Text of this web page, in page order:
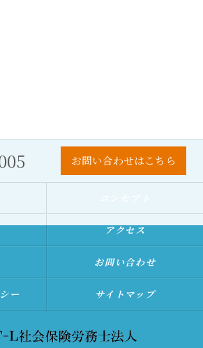
お問い合わせはこちら
アクセス
お問い合わせ
ー サイトマップ